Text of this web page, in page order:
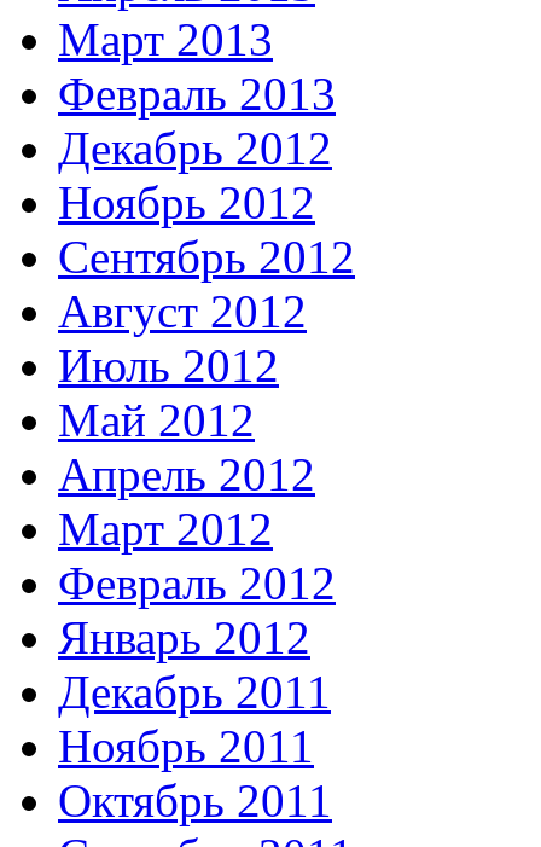
Март 2013
Февраль 2013
Декабрь 2012
Ноябрь 2012
Сентябрь 2012
Август 2012
Июль 2012
Май 2012
Апрель 2012
Март 2012
Февраль 2012
Январь 2012
Декабрь 2011
Ноябрь 2011
Октябрь 2011